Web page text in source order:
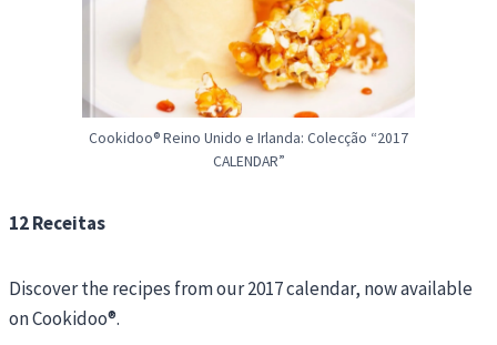
Cookidoo® Reino Unido e Irlanda: Colecção “2017
CALENDAR”
12 Receitas
Discover the recipes from our 2017 calendar, now available
on Cookidoo®.